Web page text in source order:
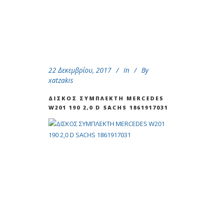
22 Δεκεμβρίου, 2017 In
By
xatzakis
ΔΙΣΚΟΣ ΣΥΜΠΛΕΚΤΗ ΜΕRCEDES
W201 190 2,0 D SACHS 1861917031